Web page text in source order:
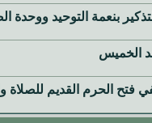
بنعمة التوحيد ووحدة
الخميس
الحرم القديم للصلاة